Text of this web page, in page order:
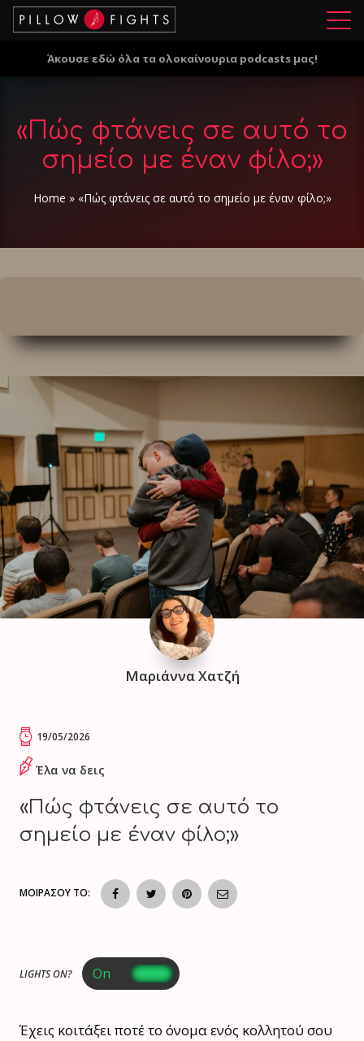
Μ
ο
Άκουσε εδώ όλα τα ολοκαίνουρια podcasts μας!
«Πώς φτάνεις σε αυτό το
σημείο με έναν φίλο;»
Home » «Πώς φτάνεις σε αυτό το σημείο με έναν φίλο;»
Μαριάννα Χατζή
19/05/2026
Έλα να δεις
«Πώς φτάνεις σε αυτό το
σημείο με έναν φίλο;»
ΜΟΙΡΑΣΟΥ ΤΟ:
LIGHTS ON?
Έχεις κοιτάξει ποτέ το όνομα ενός κολλητού σου